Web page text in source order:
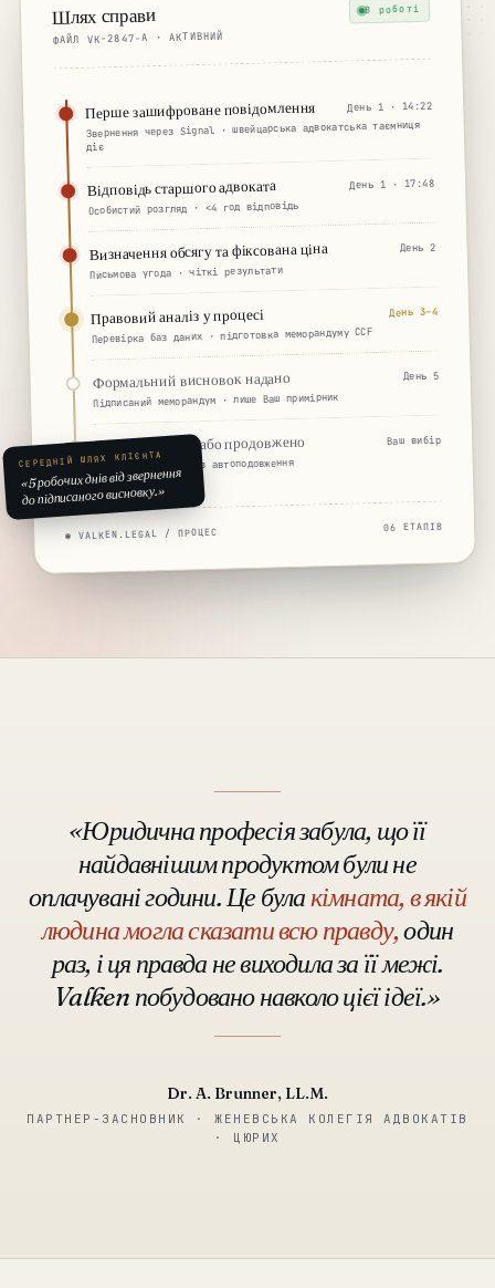
Шлях справи
ФАЙЛ VK-2847-A · АКТИВНИЙ
В роботі
Перше зашифроване повідомлення День 1 · 14:22
Звернення через Signal · швейцарська адвокатська таємниця
діє
Відповідь старшого адвоката День 1 · 17:48
Особистий розгляд · <4 год відповідь
Визначення обсягу та фіксована ціна День 2
Письмова угода · чіткі результати
Правовий аналіз у процесі День 3–4
Перевірка баз даних · підготовка меморандуму CCF
Формальний висновок надано День 5
Підписаний меморандум · лише Ваш примірник
Справу закрито або продовжено Ваш вибір
Без прив'язки · без автоподовження
◉ VALKEN.LEGAL / ПРОЦЕС 06 ЕТАПІВ
СЕРЕДНІЙ ШЛЯХ КЛІЄНТА
«5 робочих днів від звернення
до підписаного висновку.»
«Юридична професія забула, що її
найдавнішим продуктом були не
оплачувані години. Це булакімната, в якій
людина могла сказати всю правду,один
раз, і ця правда не виходила за її межі.
Valken побудовано навколо цієї ідеї.»
Dr. A. Brunner, LL.M.
ПАРТНЕР-ЗАСНОВНИК · ЖЕНЕВСЬКА КОЛЕГІЯ АДВОКАТІВ
· ЦЮРИХ